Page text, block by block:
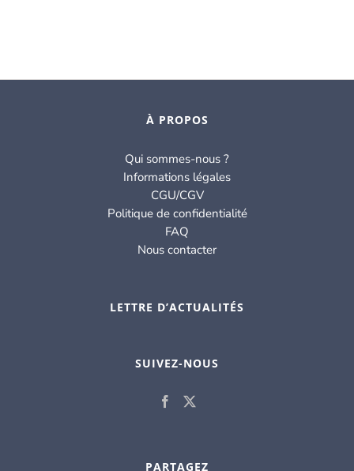
À PROPOS
Qui sommes-nous ?
Informations légales
CGU/CGV
Politique de confidentialité
FAQ
Nous contacter
LETTRE D’ACTUALITÉS
SUIVEZ-NOUS
PARTAGEZ